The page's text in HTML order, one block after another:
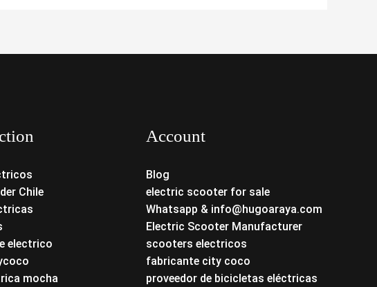
Chile
electrico
mocha
Account
Blog
electric scooter for sale
Whatsapp & info@hugoaraya.com
Electric Scooter Manufacturer
scooters electricos
fabricante city coco
proveedor de bicicletas eléctricas